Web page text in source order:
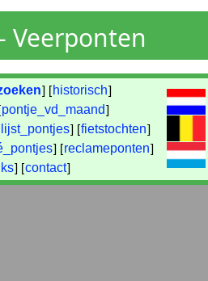
Veerponten
] [ historisch]
pontje_vd_maand]
lijst_pontjes] [fietstochten]
] [reclameponten]
] [contact]